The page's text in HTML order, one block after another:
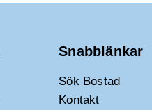
Snabblänkar
Sök Bostad
Kontakt